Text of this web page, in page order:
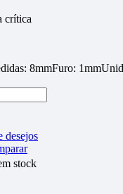
crítica
8mmFuro:
desejos
stock